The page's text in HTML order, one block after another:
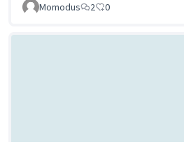
Momodus 2 0